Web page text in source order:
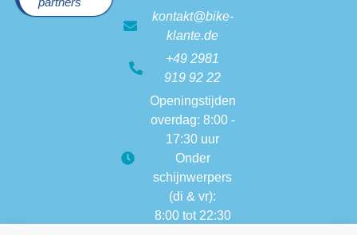
kontakt@bike-
klante.de
+49 2981
919 92 22
Openingstijden
overdag: 8:00 -
17:30 uur
Onder
schijnwerpers
(di & vr):
8:00 tot 22:30